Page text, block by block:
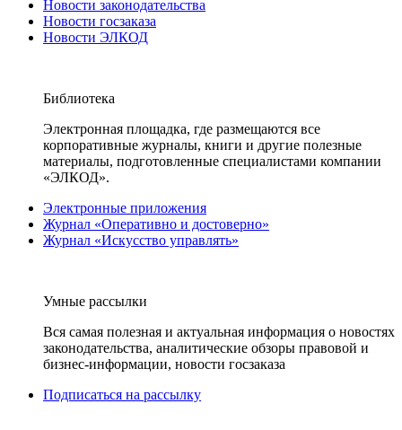
Новости законодательства
Новости госзаказа
Новости ЭЛКОД
Библиотека
Электронная площадка, где размещаются все
корпоративные журналы, книги и другие полезные
материалы, подготовленные специалистами компании
«ЭЛКОД».
Электронные приложения
Журнал «Оперативно и достоверно»
Журнал «Искусство управлять»
Умные рассылки
Вся самая полезная и актуальная информация о новостях
законодательства, аналитические обзоры правовой и
бизнес-информации, новости госзаказа
Подписаться на рассылку